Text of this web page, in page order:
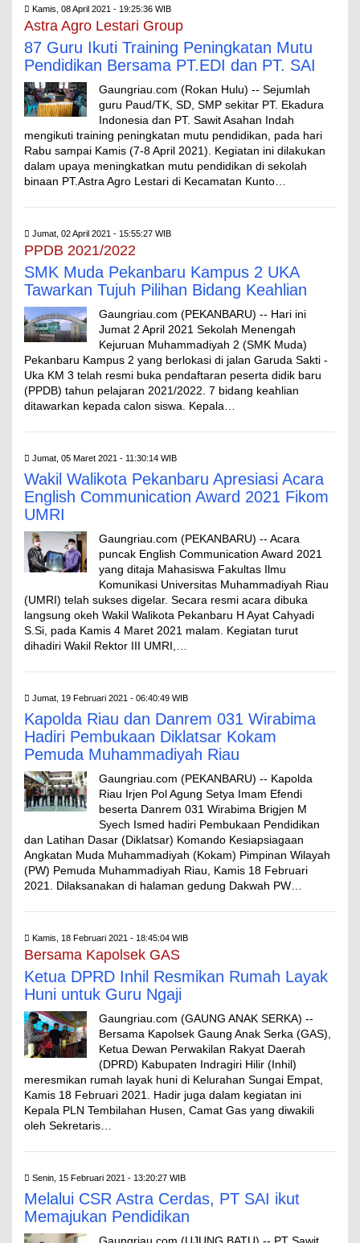
Kamis, 08 April 2021 - 19:25:36 WIB
Astra Agro Lestari Group
87 Guru Ikuti Training Peningkatan Mutu
Pendidikan Bersama PT.EDI dan PT. SAI
Gaungriau.com (Rokan Hulu) -- Sejumlah
guru Paud/TK, SD, SMP sekitar PT. Ekadura
Indonesia dan PT. Sawit Asahan Indah
mengikuti training peningkatan mutu pendidikan, pada hari
Rabu sampai Kamis (7-8 April 2021). Kegiatan ini dilakukan
dalam upaya meningkatkan mutu pendidikan di sekolah
binaan PT.Astra Agro Lestari di Kecamatan Kunto…
Jumat, 02 April 2021 - 15:55:27 WIB
PPDB 2021/2022
SMK Muda Pekanbaru Kampus 2 UKA
Tawarkan Tujuh Pilihan Bidang Keahlian
Gaungriau.com (PEKANBARU) -- Hari ini
Jumat 2 April 2021 Sekolah Menengah
Kejuruan Muhammadiyah 2 (SMK Muda)
Pekanbaru Kampus 2 yang berlokasi di jalan Garuda Sakti -
Uka KM 3 telah resmi buka pendaftaran peserta didik baru
(PPDB) tahun pelajaran 2021/2022. 7 bidang keahlian
ditawarkan kepada calon siswa. Kepala…
Jumat, 05 Maret 2021 - 11:30:14 WIB
Wakil Walikota Pekanbaru Apresiasi Acara
English Communication Award 2021 Fikom
UMRI
Gaungriau.com (PEKANBARU) -- Acara
puncak English Communication Award 2021
yang ditaja Mahasiswa Fakultas Ilmu
Komunikasi Universitas Muhammadiyah Riau
(UMRI) telah sukses digelar. Secara resmi acara dibuka
langsung okeh Wakil Walikota Pekanbaru H Ayat Cahyadi
S.Si, pada Kamis 4 Maret 2021 malam. Kegiatan turut
dihadiri Wakil Rektor III UMRI,…
Jumat, 19 Februari 2021 - 06:40:49 WIB
Kapolda Riau dan Danrem 031 Wirabima
Hadiri Pembukaan Diklatsar Kokam
Pemuda Muhammadiyah Riau
Gaungriau.com (PEKANBARU) -- Kapolda
Riau Irjen Pol Agung Setya Imam Efendi
beserta Danrem 031 Wirabima Brigjen M
Syech Ismed hadiri Pembukaan Pendidikan
dan Latihan Dasar (Diklatsar) Komando Kesiapsiagaan
Angkatan Muda Muhammadiyah (Kokam) Pimpinan Wilayah
(PW) Pemuda Muhammadiyah Riau, Kamis 18 Februari
2021. Dilaksanakan di halaman gedung Dakwah PW…
Kamis, 18 Februari 2021 - 18:45:04 WIB
Bersama Kapolsek GAS
Ketua DPRD Inhil Resmikan Rumah Layak
Huni untuk Guru Ngaji
Gaungriau.com (GAUNG ANAK SERKA) --
Bersama Kapolsek Gaung Anak Serka (GAS),
Ketua Dewan Perwakilan Rakyat Daerah
(DPRD) Kabupaten Indragiri Hilir (Inhil)
meresmikan rumah layak huni di Kelurahan Sungai Empat,
Kamis 18 Februari 2021. Hadir juga dalam kegiatan ini
Kepala PLN Tembilahan Husen, Camat Gas yang diwakili
oleh Sekretaris…
Senin, 15 Februari 2021 - 13:20:27 WIB
Melalui CSR Astra Cerdas, PT SAI ikut
Memajukan Pendidikan
Gaungriau.com (UJUNG BATU) -- PT Sawit